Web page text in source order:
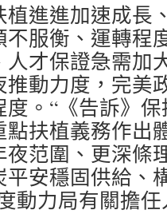
進進加速成長
服衡、運轉程
才保證急需加
動力度，完美
。“《告訴》
點扶植義務作出
范圍、更深條
安穩固供給、
動力局有關擔